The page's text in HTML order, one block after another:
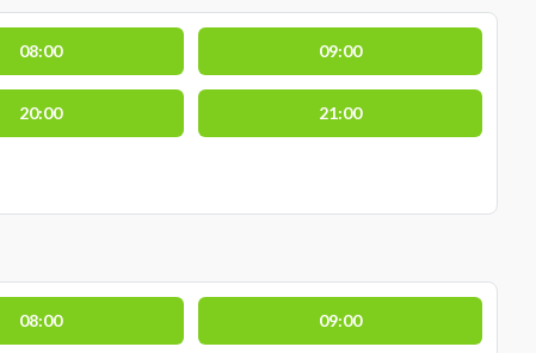
08:00 09:00
20:00 21:00
08:00 09:00